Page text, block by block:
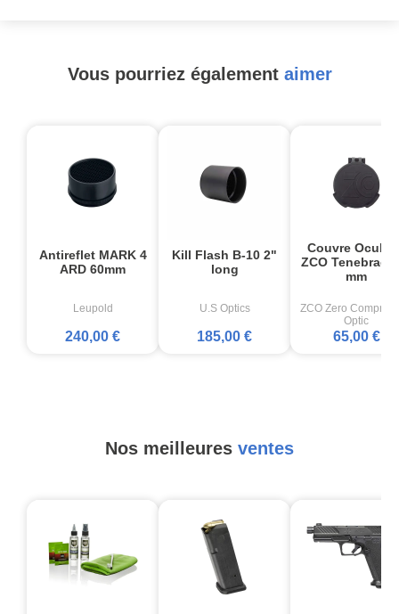
Vous pourriez également aimer
Antireflet MARK 4
ARD 60mm
Leupold
240,00 €
Kill Flash B-10 2"
long
U.S Optics
185,00 €
Couvre
ZCO Tenebraex
mm
ZCO Zero
Optic
65,00 €
Nos meilleures ventes